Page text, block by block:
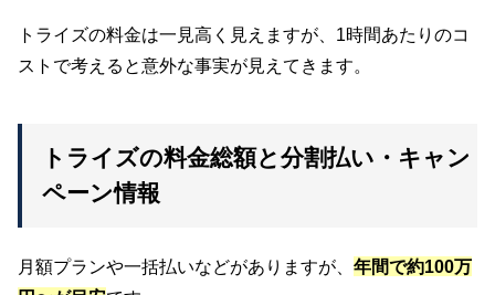
トライズの料金は一見高く見えますが、1時間あたりのコ
ストで考えると意外な事実が見えてきます。
トライズの料金総額と分割払い・キャン
ペーン情報
月額プランや一括払いなどがありますが、年間で約100万